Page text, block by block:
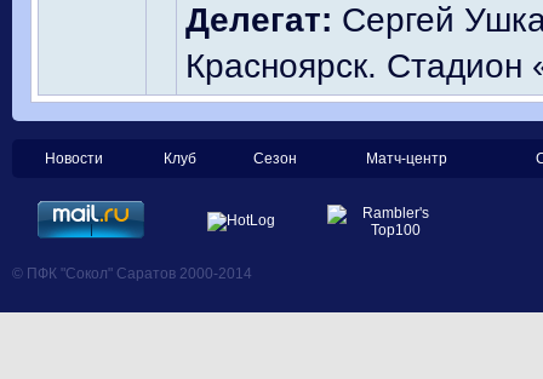
Делегат: Сергей
Красноярск.
Новости Клуб Сезон Матч-центр
© ПФК "Сокол" Саратов 2000-2014